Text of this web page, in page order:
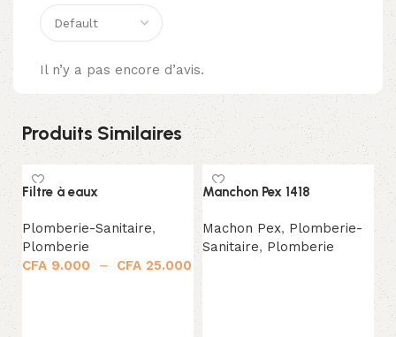
Il n’y a pas encore d’avis.
Produits Similaires
Filtre à eaux
Plomberie-Sanitaire,
Plomberie
CFA 9.000 – CFA 25.000
Manchon Pex 1418
Machon Pex, Plomberie-
Sanitaire, Plomberie